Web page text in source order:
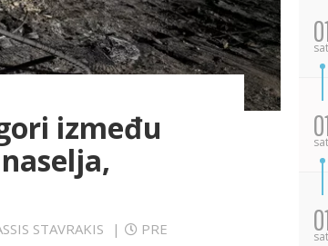
između
STAVRAKIS |
PRE
sat
sat
sat